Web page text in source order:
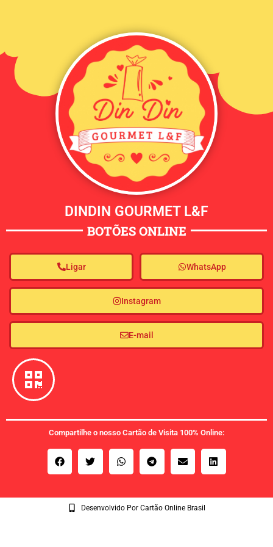
DINDIN GOURMET L&F
BOTÕES ONLINE
Ligar WhatsApp
Instagram
E-mail
Compartilhe o nosso Cartão de Visita 100% Online:
Desenvolvido Por Cartão Online Brasil